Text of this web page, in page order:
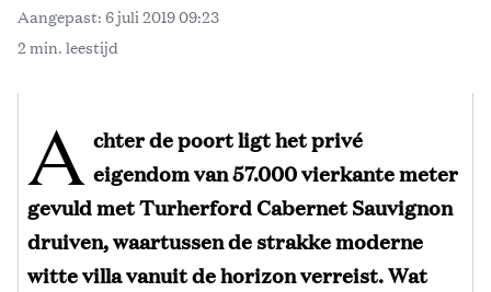
Aangepast: 6 juli 2019 09:23
2 min. leestijd
A chter de poort ligt het privé
eigendom van 57.000 vierkante meter
gevuld met Turherford Cabernet Sauvignon
druiven, waartussen de strakke moderne
witte villa vanuit de horizon verreist. Wat